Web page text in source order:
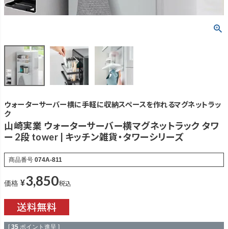
ウォーターサーバー横に手軽に収納スペースを作れるマグネットラッ
ク
山崎実業 ウォーターサーバー横マグネットラック タワ
ー 2段 tower | キッチン雑貨・タワーシリーズ
商品番号 074A-811
価格 ¥3,850税込
[ 35 ポイント進呈 ]